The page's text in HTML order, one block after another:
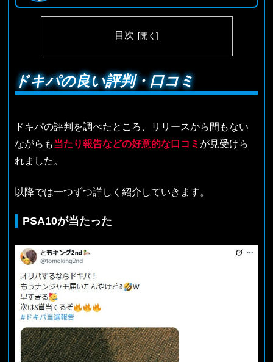
目次
ドキパの良い評判・口コミ
ドキパの評判を調べたところ、リリースから間もない
ながらも当たり報告などの好意的な口コミ が見受けら
れました。
以降では一つずつ詳しく紹介していきます。
PSA10が当たった